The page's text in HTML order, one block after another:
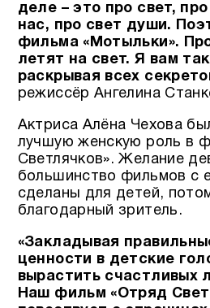
деле – это про свет,
нас, про свет души.
фильма «Мотыльки».
летят на свет. Я вам
раскрывая всех
режиссёр Ангелина
Актриса Алёна Чехова
лучшую женскую роль в
Светлячков». Желание
большинство фильмов с
сделаны для детей,
благодарный зритель.
«Закладывая
ценности в детские
вырастить счастливых
Наш фильм «Отряд